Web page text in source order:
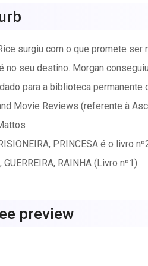
surgiu com o que promete
no seu destino. Morgan
para a biblioteca
Movie Reviews (referente à
PRINCESA é o livro
GUERREIRA, RAINHA (Livro nº1)
A sua única hipótese reside
Thanos, de 18 anos, acorda na
preview